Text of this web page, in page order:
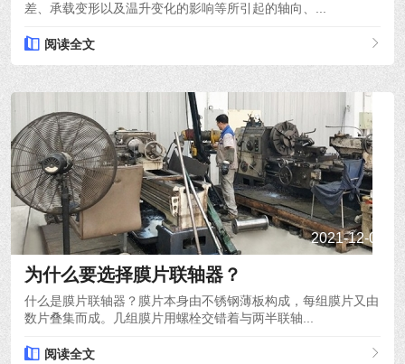
差、承载变形以及温升变化的影响等所引起的轴向、...
阅读全文
2021-12-03
为什么要选择膜片联轴器？
什么是膜片联轴器？膜片本身由不锈钢薄板构成，每组膜片又由
数片叠集而成。几组膜片用螺栓交错着与两半联轴...
阅读全文